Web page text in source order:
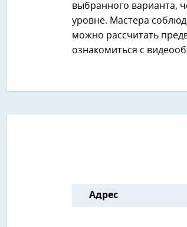
выбранного варианта,
уровне. Мастера
можно рассчитать
ознакомиться с
Адрес